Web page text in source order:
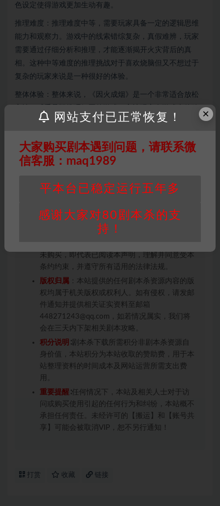
色设定使得游戏更加生动有趣。
推理难度：推理难度中等，需要玩家具备一定的逻辑思维
能力和观察力。游戏中的线索错综复杂，真假难辨，玩家
需要通过仔细分析和推理，才能逐渐揭开火灾背后的真
相。这种中等难度的推理挑战对于喜欢烧脑但又不想过于
复杂的玩家来说是一种很好的体验。
整体体验：整体来说，《因火成烟》是一个非常适合放松
到了探索未知的刺激和角色扮演的乐趣。
因百度网盘限制，链接有失效的风险，如遇到无
效链接请联系客服补发！！！网盘不限速下载神
免责声明 ： 本站所有剧本杀资源均为网友分享
投稿+个人整理而来，仅供学习研究使用，请勿
未购买，即代表已阅读本声明，理解并同意受本
条约约束，并遵守所有适用的法律法规。
版权归属 ：本站提供的任何剧本杀资源内容的版
权均属于机关版权或权利人。如有侵权，请发邮
件通知并提供相关证实资料至邮箱
448271243@qq.com，如若情况属实，我们将
会在三天内下架相关剧本攻略。
积分说明 ∶剧本杀下载所需积分非剧本杀资源自
身价值，本站积分为本站收取的赞助费，用于本
站整理资料的时间成本及网站运营所需支出费
用。
重要提醒 ∶任何情况下，本站及相关人士对于访
问或购买使用引起的任何行为和纠纷，本站概不
承担任何责任。未经许可的【搬运】和【账号共
享】可能会被取消VIP，恕不另行通知！
打赏 收藏 链接
×
网站支付已正常恢复！
大家购买剧本遇到问题，请联系微
信客服：maq1989
平本台已稳定运行五年多
感谢大家对80剧本杀的支
持！